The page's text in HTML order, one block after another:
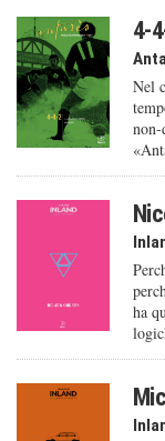
4-
Nel
ha